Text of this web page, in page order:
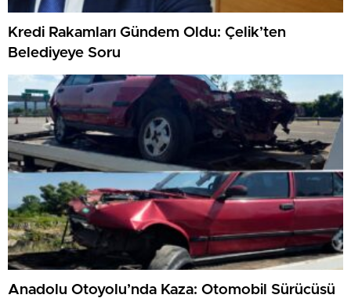
Kredi Rakamları Gündem Oldu: Çelik’ten
Belediyeye Soru
Anadolu Otoyolu’nda Kaza: Otomobil Sürücüsü